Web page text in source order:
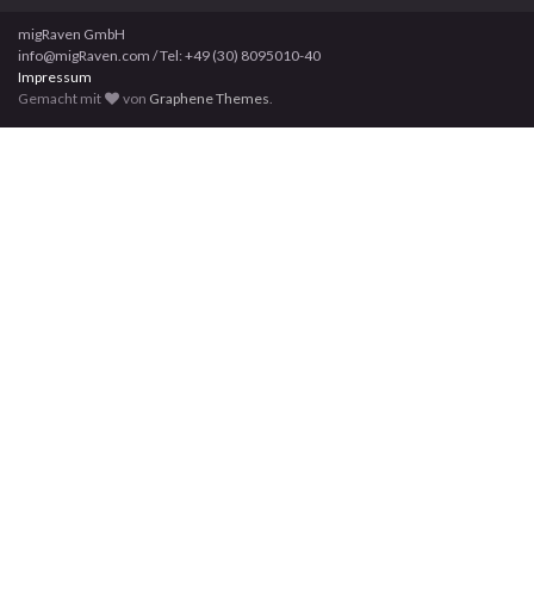
migRaven GmbH
info@migRaven.com / Tel: +49 (30) 8095010-40
Impressum
Gemacht mit
von Graphene Themes